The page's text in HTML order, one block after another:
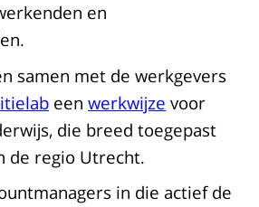
en
samen met de werkgevers
een werkwijze voor
die breed toegepast
de regio Utrecht.
in die actief de